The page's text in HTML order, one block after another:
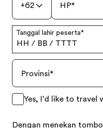
+62 HP*
Tanggal lahir peserta*
HH / BB / TTTT
Provinsi*
Yes, I’d like to travel
Dengan menekan